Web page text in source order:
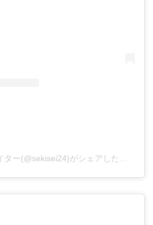
Banzoku@鷺師なwebライター(@sekisei24)がシェアした投稿